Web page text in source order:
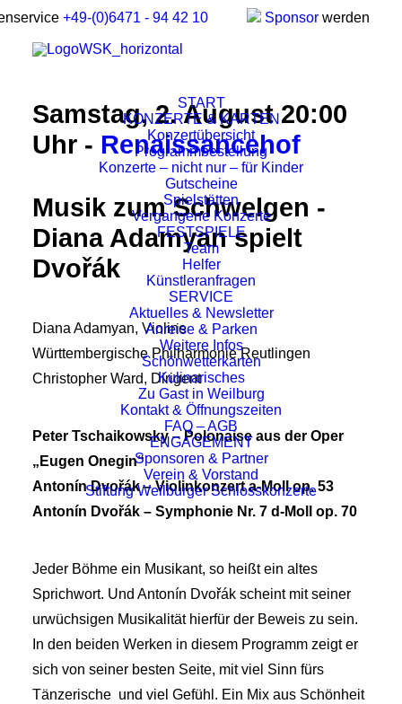
+49-(0)6471 - 94 42 10 Sponsor werden
START
KONZERTE & KARTEN
Konzertübersicht
Programmbestellung
Konzerte – nicht nur – für Kinder
Gutscheine
Spielstätten
Vergangene Konzerte
FESTSPIELE
Team
Helfer
Künstleranfragen
SERVICE
Aktuelles & Newsletter
Anreise & Parken
Weitere Infos
Schönwetterkarten
Kulinarisches
Zu Gast in Weilburg
Kontakt & Öffnungszeiten
FAQ – AGB
ENGAGEMENT
Sponsoren & Partner
Verein & Vorstand
Stiftung Weilburger Schlosskonzerte
Samstag, 2. August 20:00
Uhr - Renaissancehof
Musik zum Schwelgen -
Diana Adamyan spielt
Dvořák
Diana Adamyan, Violine
Württembergische Philharmonie Reutlingen
Christopher Ward, Dirigent
Peter Tschaikowsky – Polonaise aus der Oper
„Eugen Onegin“
Antonín Dvořák – Violinkonzert a-Moll op. 53
Antonín Dvořák – Symphonie Nr. 7 d-Moll op. 70
Jeder Böhme ein Musikant, so heißt ein altes
Sprichwort. Und Antonín Dvořák scheint mit seiner
urwüchsigen Musikalität hierfür der Beweis zu sein.
In den beiden Werken in diesem Programm zeigt er
sich von seiner besten Seite, mit viel Sinn fürs
Tänzerische und viel Gefühl. Ein Mix aus Schönheit